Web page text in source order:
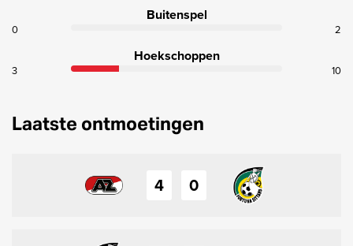
Buitenspel
0 2
Hoekschoppen
3 10
Laatste ontmoetingen
4 0